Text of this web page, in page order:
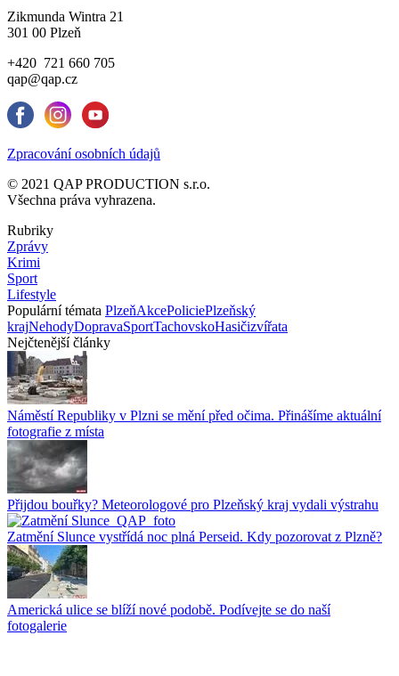
Zikmunda Wintra 21
301 00 Plzeň
+420 721 660 705
qap@qap.cz
Zpracování osobních údajů
© 2021 QAP PRODUCTION s.r.o.
Všechna práva vyhrazena.
Rubriky
Zprávy
Krimi
Sport
Lifestyle
Populární témata PlzeňAkcePoliciePlzeňský
krajNehodyDopravaSportTachovskoHasičizvířata
Nejčtenější články
Náměstí Republiky v Plzni se mění před očima. Přinášíme aktuální
fotografie z místa
Přijdou bouřky? Meteorologové pro Plzeňský kraj vydali výstrahu
Zatmění Slunce vystřídá noc plná Perseid. Kdy pozorovat z Plzně?
Americká ulice se blíží nové podobě. Podívejte se do naší
fotogalerie